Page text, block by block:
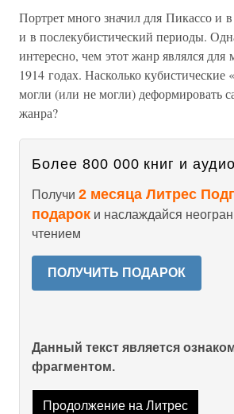
Портрет много значил для Пикассо и
и в послекубистический периоды.
интересно, чем этот жанр являлся для
1914 годах. Насколько кубистические
могли (или не могли) деформировать
жанра?
Более 800 000 книг и
Получи 2 месяца Литрес
подарок и наслаждайся
чтением
ПОЛУЧИТЬ ПОДАРОК
Данный текст является
фрагментом.
Продолжение на Литрес